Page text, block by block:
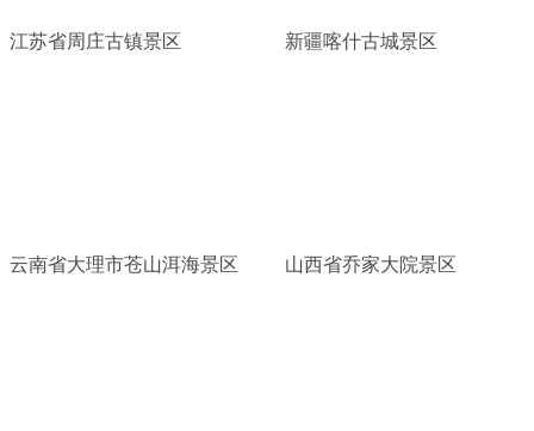
江苏省周庄古镇景区 新疆喀什古城景区
云南省大理市苍山洱海景区 山西省乔家大院景区